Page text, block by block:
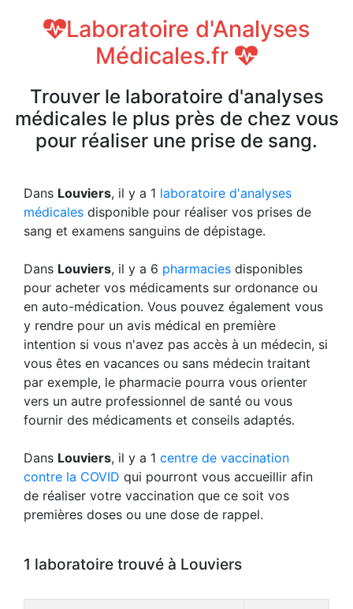
Laboratoire d'Analyses
Médicales.fr
Trouver le laboratoire d'analyses
médicales le plus près de chez vous
pour réaliser une prise de sang.
Dans Louviers, il y a 1 laboratoire d'analyses
médicales disponible pour réaliser vos prises de
sang et examens sanguins de dépistage.
Dans Louviers, il y a 6 pharmacies disponibles
pour acheter vos médicaments sur ordonance ou
en auto-médication. Vous pouvez également vous
y rendre pour un avis médical en première
intention si vous n'avez pas accès à un médecin, si
vous êtes en vacances ou sans médecin traitant
par exemple, le pharmacie pourra vous orienter
vers un autre professionnel de santé ou vous
fournir des médicaments et conseils adaptés.
Dans Louviers, il y a 1 centre de vaccination
contre la COVID qui pourront vous accueillir afin
de réaliser votre vaccination que ce soit vos
premières doses ou une dose de rappel.
1 laboratoire trouvé à Louviers